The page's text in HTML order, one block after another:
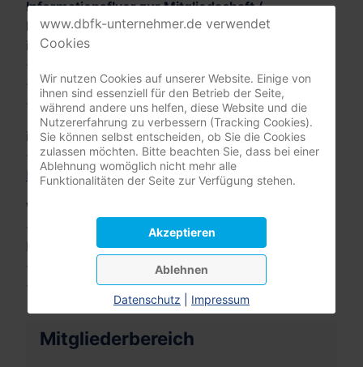
Informationsflyer zur Mitgliedschaft /
Mitgliedsanträge
imRegionalverband DBfK Nordwest e.V
-
-
Flyer - Tagespflegeeinrichtungen im DBfK
-
Mitgliedsantrag
imRegionalverband DBfK Südost e.V. :
-
Flyer - Selbstständig in der Pflege - inkl.
Mitgliedsantrag
Wünschen Sie
- weitere Informationen zur Mitgliedschaft eines
Pflegeunternehmers im DBfK,
- die Zusendung von Beitrittsunterlagen
- oder einen Beratungsterminklicken Sie hier
Mitgliederbereich
www.dbfk-unternehmer.de verwendet
Cookies
Wir nutzen Cookies auf unserer Website. Einige von
ihnen sind essenziell für den Betrieb der Seite,
während andere uns helfen, diese Website und die
Nutzererfahrung zu verbessern (Tracking Cookies).
Sie können selbst entscheiden, ob Sie die Cookies
zulassen möchten. Bitte beachten Sie, dass bei einer
Ablehnung womöglich nicht mehr alle
Funktionalitäten der Seite zur Verfügung stehen.
Akzeptieren
Ablehnen
Datenschutz Impressum